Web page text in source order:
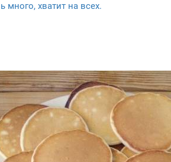
много, хватит на всех.